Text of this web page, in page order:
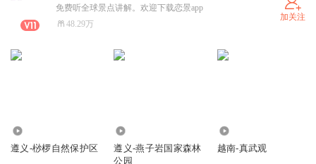
免费听全球景点讲解。欢迎下载恋景app
48.29万
加关注
遵义-桫椤自然保护区
遵义-燕子岩国家森林
公园
越南-真武观